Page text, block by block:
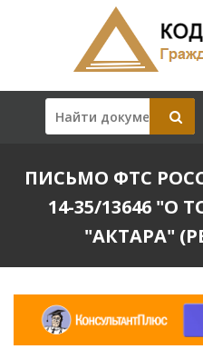
ПИСЬМО ФТС
14-35/13646 "О
"АКТАРА"